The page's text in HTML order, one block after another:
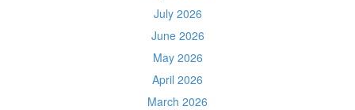
July 2026
June 2026
May 2026
April 2026
March 2026